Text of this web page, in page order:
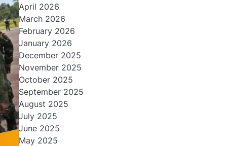
April 2026
March 2026
February 2026
January 2026
December 2025
November 2025
October 2025
September 2025
August 2025
July 2025
June 2025
May 2025